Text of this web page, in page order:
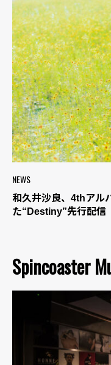
NEWS
和久井沙良、4thアル
た“Destiny”先行配信
Spincoaster